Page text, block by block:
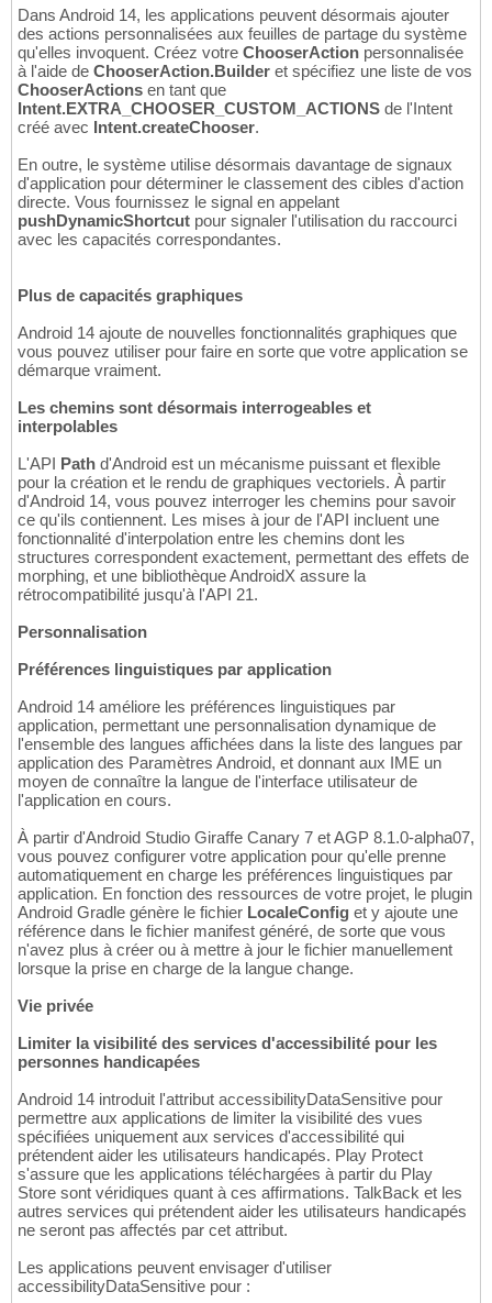
Dans Android 14, les applications peuvent désormais ajouter
des actions personnalisées aux feuilles de partage du système
qu'elles invoquent. Créez votre ChooserAction personnalisée
à l'aide de ChooserAction.Builder et spécifiez une liste de vos
ChooserActions en tant que
Intent.EXTRA_CHOOSER_CUSTOM_ACTIONS de l'Intent
créé avec Intent.createChooser.
En outre, le système utilise désormais davantage de signaux
d'application pour déterminer le classement des cibles d'action
directe. Vous fournissez le signal en appelant
pushDynamicShortcut pour signaler l'utilisation du raccourci
avec les capacités correspondantes.
Plus de capacités graphiques
Android 14 ajoute de nouvelles fonctionnalités graphiques que
vous pouvez utiliser pour faire en sorte que votre application se
démarque vraiment.
Les chemins sont désormais interrogeables et
interpolables
L'API Path d'Android est un mécanisme puissant et flexible
pour la création et le rendu de graphiques vectoriels. À partir
d'Android 14, vous pouvez interroger les chemins pour savoir
ce qu'ils contiennent. Les mises à jour de l'API incluent une
fonctionnalité d'interpolation entre les chemins dont les
structures correspondent exactement, permettant des effets de
morphing, et une bibliothèque AndroidX assure la
rétrocompatibilité jusqu'à l'API 21.
Personnalisation
Préférences linguistiques par application
Android 14 améliore les préférences linguistiques par
application, permettant une personnalisation dynamique de
l'ensemble des langues affichées dans la liste des langues par
application des Paramètres Android, et donnant aux IME un
moyen de connaître la langue de l'interface utilisateur de
l'application en cours.
À partir d'Android Studio Giraffe Canary 7 et AGP 8.1.0-alpha07,
vous pouvez configurer votre application pour qu'elle prenne
automatiquement en charge les préférences linguistiques par
application. En fonction des ressources de votre projet, le plugin
Android Gradle génère le fichier LocaleConfig et y ajoute une
référence dans le fichier manifest généré, de sorte que vous
n'avez plus à créer ou à mettre à jour le fichier manuellement
lorsque la prise en charge de la langue change.
Vie privée
Limiter la visibilité des services d'accessibilité pour les
personnes handicapées
Android 14 introduit l'attribut accessibilityDataSensitive pour
permettre aux applications de limiter la visibilité des vues
spécifiées uniquement aux services d'accessibilité qui
prétendent aider les utilisateurs handicapés. Play Protect
s'assure que les applications téléchargées à partir du Play
Store sont véridiques quant à ces affirmations. TalkBack et les
autres services qui prétendent aider les utilisateurs handicapés
ne seront pas affectés par cet attribut.
Les applications peuvent envisager d'utiliser
accessibilityDataSensitive pour :